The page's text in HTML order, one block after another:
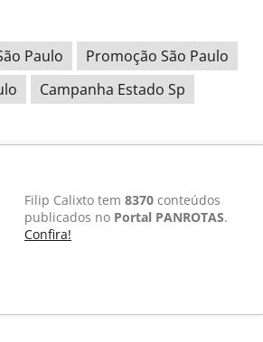
Paulo
Promoção São Paulo
Campanha Estado Sp
Filip Calixto tem 8370 conteúdos
publicados no Portal PANROTAS.
Confira!